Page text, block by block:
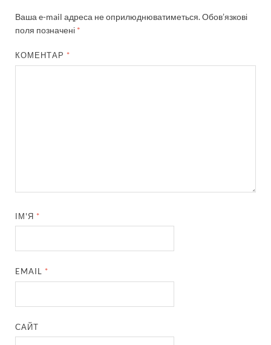
Ваша e-mail адреса не оприлюднюватиметься.Обов’язкові
поля позначені *
КОМЕНТАР *
ІМ'Я *
EMAIL *
САЙТ